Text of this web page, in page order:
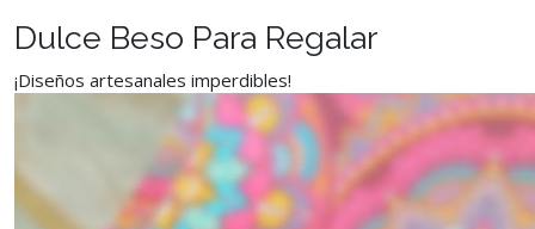
Dulce Beso Para Regalar
¡Diseños artesanales imperdibles!